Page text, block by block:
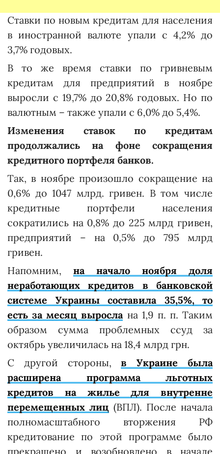
Ставки по новым кредитам для населения
в иностранной валюте упали с 4,2% до
3,7% годовых.
В то же время ставки по гривневым
кредитам для предприятий в ноябре
выросли с 19,7% до 20,8% годовых. Но по
валютным – также упали с 6,0% до 5,4%.
Изменения ставок по кредитам
продолжались на фоне сокращения
кредитного портфеля банков.
Так, в ноябре произошло сокращение на
0,6% до 1047 млрд. гривен. В том числе
кредитные портфели населения
сократились на 0,8% до 225 млрд гривен,
предприятий – на 0,5% до 795 млрд
гривен.
Напомним, на начало ноября доля
неработающих кредитов в банковской
системе Украины составила 35,5%, то
есть за месяц вырослана 1,9 п. п. Таким
образом сумма проблемных ссуд за
октябрь увеличилась на 18,4 млрд грн.
С другой стороны,в Украине была
расширена программа льготных
кредитов на жилье для внутренне
перемещенных лиц (ВПЛ). После начала
полномасштабного вторжения РФ
кредитование по этой программе было
прекращено и возобновлено в начале